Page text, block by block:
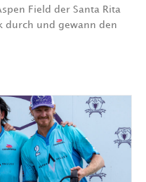
Field der Santa Rita
durch und gewann den